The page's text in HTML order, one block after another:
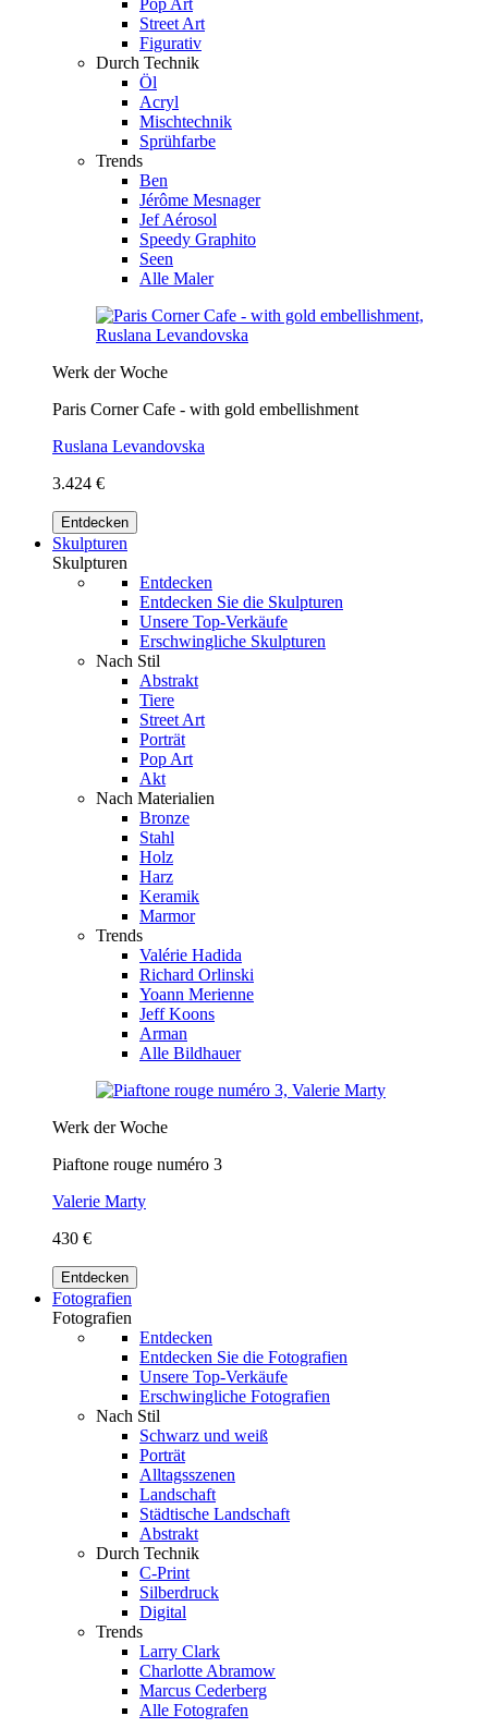
Street Art
Figurativ
Durch Technik
Öl
Acryl
Mischtechnik
Sprühfarbe
Trends
Ben
Jérôme Mesnager
Jef Aérosol
Speedy Graphito
Seen
Alle Maler
Werk der Woche
Paris Corner Cafe - with gold embellishment
Ruslana Levandovska
3.424 €
Entdecken
Skulpturen
Skulpturen
Entdecken
Entdecken Sie die Skulpturen
Unsere Top-Verkäufe
Erschwingliche Skulpturen
Nach Stil
Abstrakt
Tiere
Street Art
Porträt
Pop Art
Akt
Nach Materialien
Bronze
Stahl
Holz
Harz
Keramik
Marmor
Trends
Valérie Hadida
Richard Orlinski
Yoann Merienne
Jeff Koons
Arman
Alle Bildhauer
Werk der Woche
Piaftone rouge numéro 3
Valerie Marty
430 €
Entdecken
Fotografien
Fotografien
Entdecken
Entdecken Sie die Fotografien
Unsere Top-Verkäufe
Erschwingliche Fotografien
Nach Stil
Schwarz und weiß
Porträt
Alltagsszenen
Landschaft
Städtische Landschaft
Abstrakt
Durch Technik
C-Print
Silberdruck
Digital
Trends
Larry Clark
Charlotte Abramow
Marcus Cederberg
Alle Fotografen